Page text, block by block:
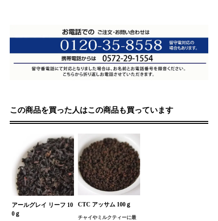
この商品を買った人はこの商品も買っています
アールグレイ リーフ 10
0ｇ
CTC アッサム 100ｇ
チャイやミルクティーに最